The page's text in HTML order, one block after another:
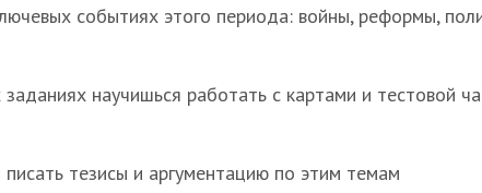
событиях этого периода: войны, реформы,
заданиях научишься работать с картами и тестовой
тезисы и аргументацию по этим темам